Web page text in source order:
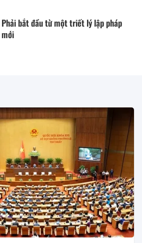
Phải bắt đầu từ một triết lý lập pháp
mới